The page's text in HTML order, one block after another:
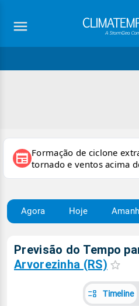
newspaper Formação de ciclone
tornado e ventos acima
Agora Hoje
Previsão do Tempo
Arvorezinha (RS)
Timeline